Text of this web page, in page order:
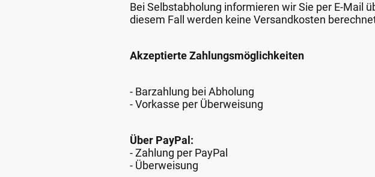
Bei Selbstabholung informieren wir Sie per E-Mail
diesem Fall werden keine Versandkosten
Akzeptierte Zahlungsmöglichkeiten
- Barzahlung bei Abholung
- Vorkasse per Überweisung
Über PayPal:
- Zahlung per PayPal
- Überweisung